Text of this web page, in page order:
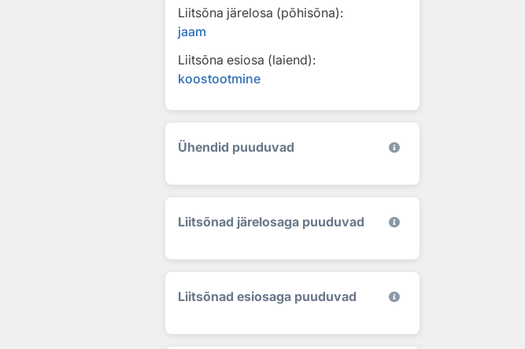
Liitsõna järelosa (põhisõna):
jaam
Liitsõna esiosa (laiend):
koostootmine
Ühendid puuduvad
Liitsõnad järelosaga puuduvad
Liitsõnad esiosaga puuduvad